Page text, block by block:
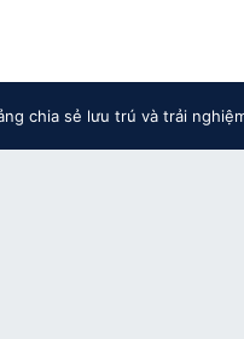
chia sẻ lưu trú và trải